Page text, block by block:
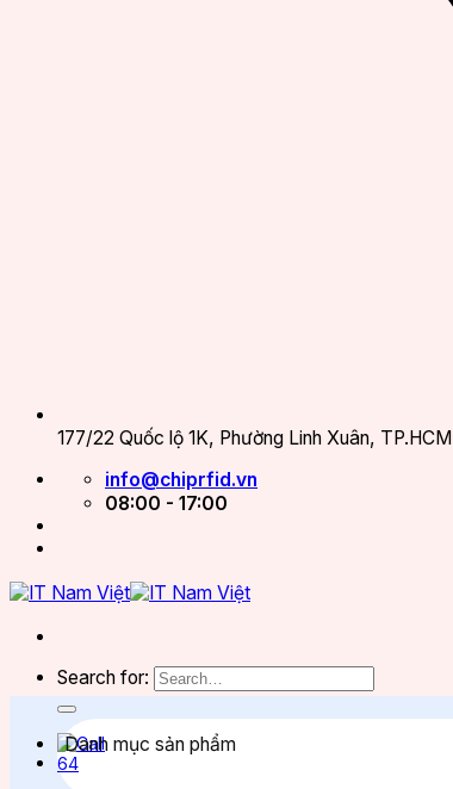
177/22 Quốc lộ 1K, Phường Linh Xuân, TP.HCM
info@chiprfid.vn
08:00 - 17:00
Search for:
Danh mục sản phẩm